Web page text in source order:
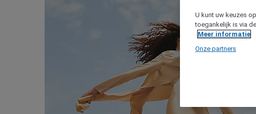
U kunt uw keuzes
toegankelijk is via
Meer informatie
Onze partners